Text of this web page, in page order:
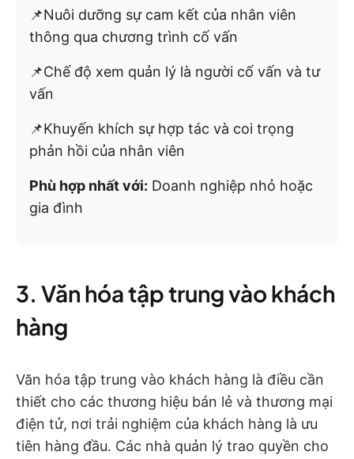
📌Nuôi dưỡng sự cam kết của nhân viên
thông qua chương trình cố vấn
📌Chế độ xem quản lý là người cố vấn và tư
vấn
📌Khuyến khích sự hợp tác và coi trọng
phản hồi của nhân viên
Phù hợp nhất với: Doanh nghiệp nhỏ hoặc
gia đình
3. Văn hóa tập trung vào khách
hàng
Văn hóa tập trung vào khách hàng là điều cần
thiết cho các thương hiệu bán lẻ và thương mại
điện tử, nơi trải nghiệm của khách hàng là ưu
tiên hàng đầu. Các nhà quản lý trao quyền cho